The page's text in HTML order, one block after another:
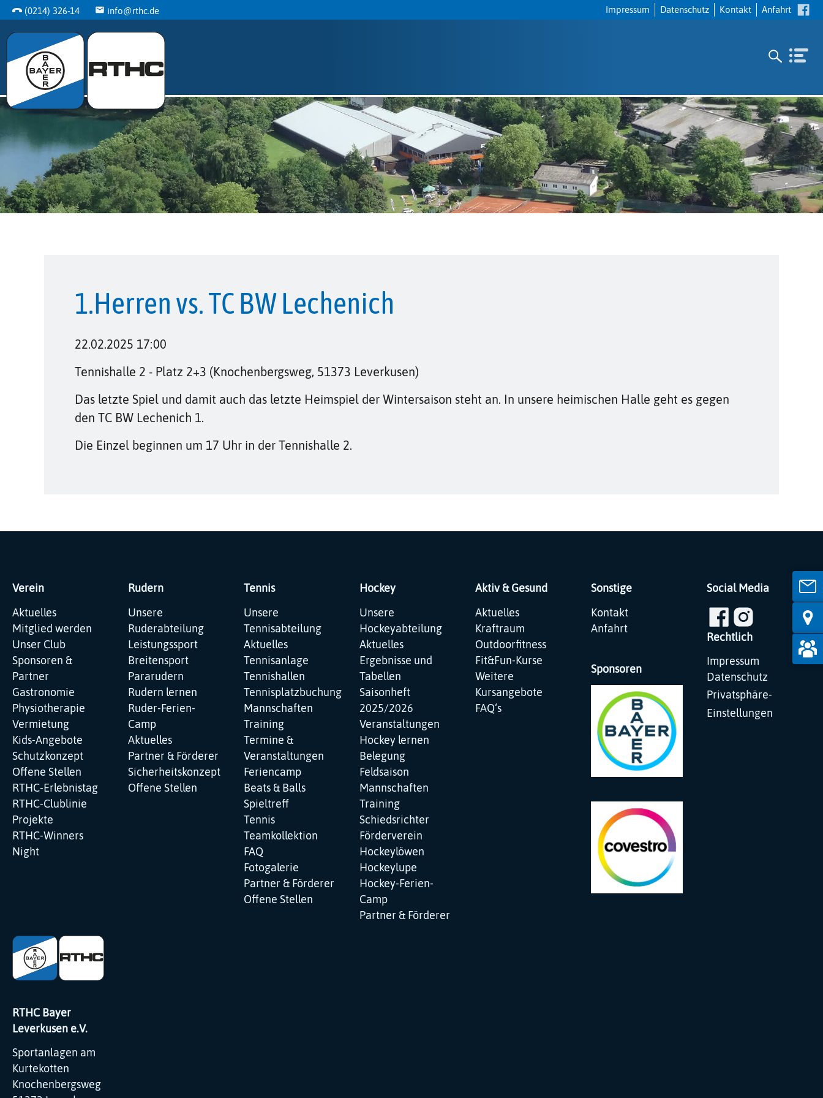
(0214) 326-14 info@rthc.de
Navigation
überspringen
Impressum Datenschutz Kontakt Anfahrt
1.Herren vs. TC BW Lechenich
22.02.2025 17:00
Tennishalle 2 - Platz 2+3 (Knochenbergsweg, 51373 Leverkusen)
Das letzte Spiel und damit auch das letzte Heimspiel der Wintersaison steht an. In unsere heimischen Halle geht es gegen
den TC BW Lechenich 1.
Die Einzel beginnen um 17 Uhr in der Tennishalle 2.
Verein
Navigation
überspringen
Aktuelles
Mitglied werden
Unser Club
Sponsoren &
Partner
Gastronomie
Physiotherapie
Vermietung
Kids-Angebote
Schutzkonzept
Offene Stellen
RTHC-Erlebnistag
RTHC-Clublinie
Projekte
RTHC-Winners
Night
Rudern
Navigation
überspringen
Unsere
Ruderabteilung
Leistungssport
Breitensport
Pararudern
Rudern lernen
Ruder-Ferien-
Camp
Aktuelles
Partner & Förderer
Sicherheitskonzept
Offene Stellen
Tennis
Navigation
überspringen
Unsere
Tennisabteilung
Aktuelles
Tennisanlage
Tennishallen
Tennisplatzbuchung
Mannschaften
Training
Termine &
Veranstaltungen
Feriencamp
Beats & Balls
Spieltreff
Tennis
Teamkollektion
FAQ
Fotogalerie
Partner & Förderer
Offene Stellen
Hockey
Navigation
überspringen
Unsere
Hockeyabteilung
Aktuelles
Ergebnisse und
Tabellen
Saisonheft
2025/2026
Veranstaltungen
Hockey lernen
Belegung
Feldsaison
Mannschaften
Training
Schiedsrichter
Förderverein
Hockeylöwen
Hockeylupe
Hockey-Ferien-
Camp
Partner & Förderer
Aktiv & Gesund
Navigation
überspringen
Aktuelles
Kraftraum
Outdoorfitness
Fit&Fun-Kurse
Weitere
Kursangebote
FAQ‘s
Sonstige
Navigation
überspringen
Kontakt
Anfahrt
Sponsoren
Social Media
Rechtlich
Navigation
überspringen
Impressum
Datenschutz
Privatsphäre-
Einstellungen
RTHC Bayer
Leverkusen e.V.
Sportanlagen am
Kurtekotten
Knochenbergsweg